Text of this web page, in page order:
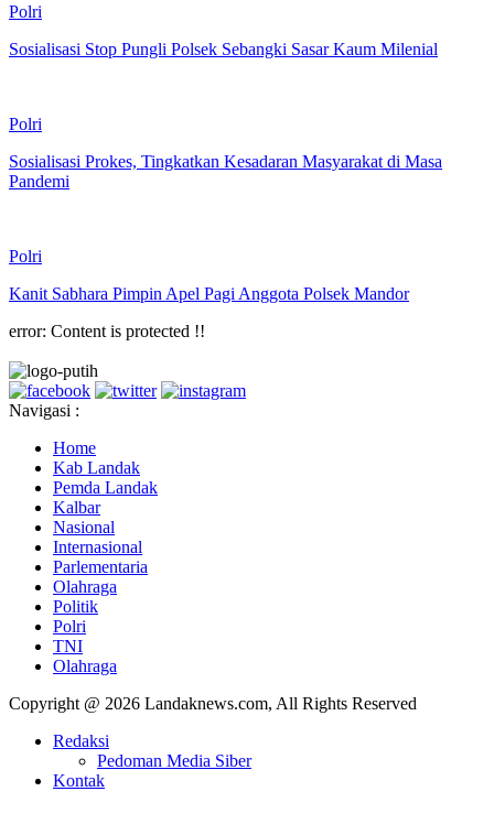
Polri
Sosialisasi Stop Pungli Polsek Sebangki Sasar Kaum Milenial
Polri
Sosialisasi Prokes, Tingkatkan Kesadaran Masyarakat di Masa
Pandemi
Polri
Kanit Sabhara Pimpin Apel Pagi Anggota Polsek Mandor
error: Content is protected !!
Navigasi :
Home
Kab Landak
Pemda Landak
Kalbar
Nasional
Internasional
Parlementaria
Olahraga
Politik
Polri
TNI
Olahraga
Copyright @ 2026 Landaknews.com, All Rights Reserved
Redaksi
Pedoman Media Siber
Kontak